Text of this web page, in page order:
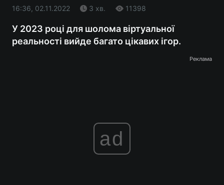
16:36, 02.11.2022 3 хв. 11398
У 2023 році для шолома віртуальної
реальності вийде багато цікавих ігор.
Реклама
ad